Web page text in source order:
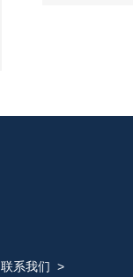
联系我们 >